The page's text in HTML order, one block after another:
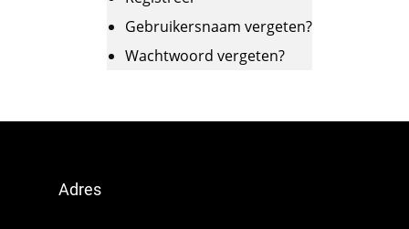
Gebruikersnaam vergeten?
Wachtwoord vergeten?
Adres